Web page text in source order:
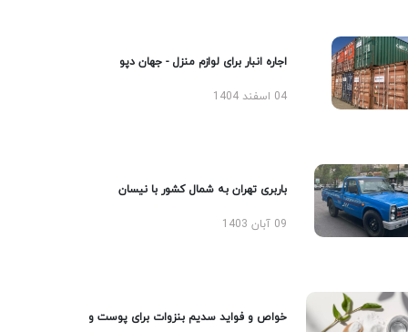
اجاره انبار برای لوازم منزل - جهان دپو
04 اسفند 1404
باربری تهران به شمال کشور با نیسان
09 آبان 1403
خواص و فواید سدیم بنزوات برای پوست و